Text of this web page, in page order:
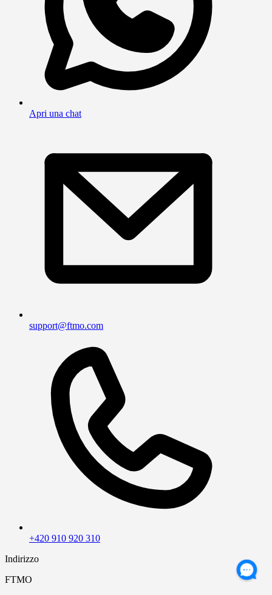
Apri una chat
support@ftmo.com
+420 910 920 310
Indirizzo
FTMO